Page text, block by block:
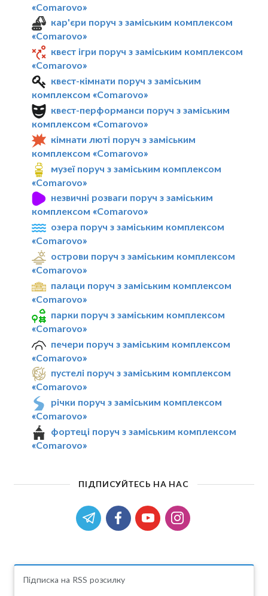
«Comarovo»
кар'єри поруч з заміським комплексом
«Comarovo»
квест ігри поруч з заміським комплексом
«Comarovo»
квест-кімнати поруч з заміським
комплексом «Comarovo»
квест-перформанси поруч з заміським
комплексом «Comarovo»
кімнати люті поруч з заміським
комплексом «Comarovo»
музеї поруч з заміським комплексом
«Comarovo»
незвичні розваги поруч з заміським
комплексом «Comarovo»
озера поруч з заміським комплексом
«Comarovo»
острови поруч з заміським комплексом
«Comarovo»
палаци поруч з заміським комплексом
«Comarovo»
парки поруч з заміським комплексом
«Comarovo»
печери поруч з заміським комплексом
«Comarovo»
пустелі поруч з заміським комплексом
«Comarovo»
річки поруч з заміським комплексом
«Comarovo»
фортеці поруч з заміським комплексом
«Comarovo»
ПІДПИСУЙТЕСЬ НА НАС
Підписка на RSS розсилку